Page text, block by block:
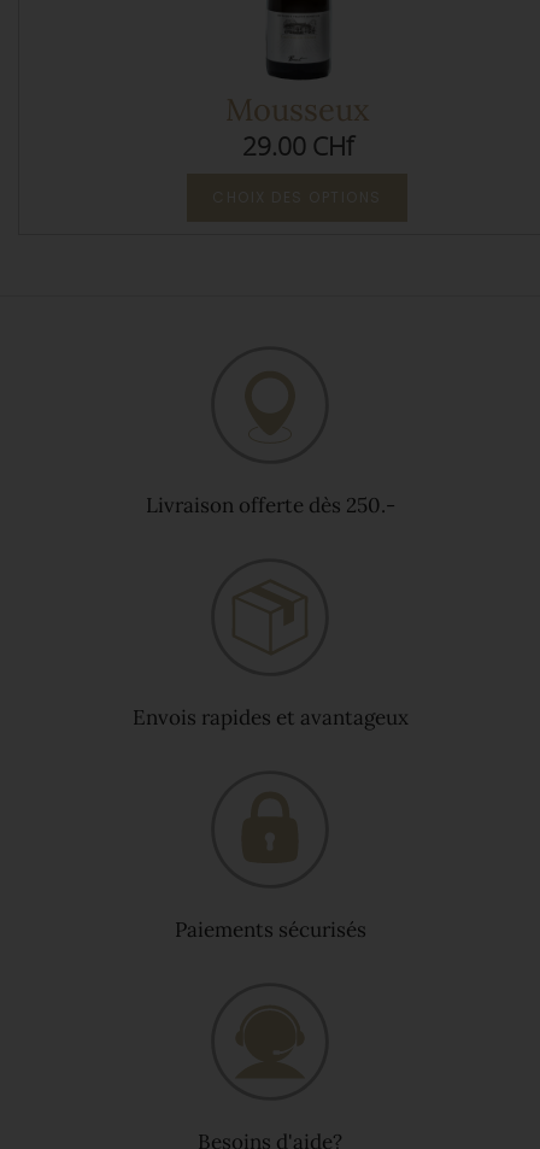
Mousseux
29.00 CHf
Livraison offerte dès 250.-
Envois rapides et avantageux
Paiements sécurisés
Besoins d'aide?